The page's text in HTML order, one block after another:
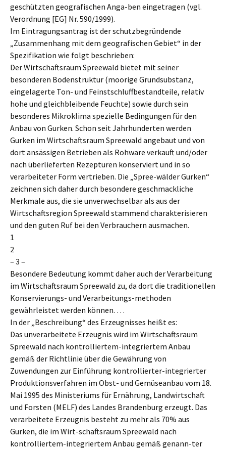
geschützten geografischen Anga-ben eingetragen (vgl.
Verordnung [EG] Nr. 590/1999).
Im Eintragungsantrag ist der schutzbegründende
„Zusammenhang mit dem geografischen Gebiet“ in der
Spezifikation wie folgt beschrieben:
Der Wirtschaftsraum Spreewald bietet mit seiner
besonderen Bodenstruktur (moorige Grundsubstanz,
eingelagerte Ton- und Feinstschluffbestandteile, relativ
hohe und gleichbleibende Feuchte) sowie durch sein
besonderes Mikroklima spezielle Bedingungen für den
Anbau von Gurken. Schon seit Jahrhunderten werden
Gurken im Wirtschaftsraum Spreewald angebaut und von
dort ansässigen Betrieben als Rohware verkauft und/oder
nach überlieferten Rezepturen konserviert und in so
verarbeiteter Form vertrieben. Die „Spree-wälder Gurken“
zeichnen sich daher durch besondere geschmackliche
Merkmale aus, die sie unverwechselbar als aus der
Wirtschaftsregion Spreewald stammend charakterisieren
und den guten Ruf bei den Verbrauchern ausmachen.
1
2
– 3 –
Besondere Bedeutung kommt daher auch der Verarbeitung
im Wirtschaftsraum Spreewald zu, da dort die traditionellen
Konservierungs- und Verarbeitungs-methoden
gewährleistet werden können. …
In der „Beschreibung“ des Erzeugnisses heißt es:
Das unverarbeitete Erzeugnis wird im Wirtschaftsraum
Spreewald nach kontrolliertem-integriertem Anbau
gemäß der Richtlinie über die Gewährung von
Zuwendungen zur Einführung kontrollierter-integrierter
Produktionsverfahren im Obst- und Gemüseanbau vom 18.
Mai 1995 des Ministeriums für Ernährung, Landwirtschaft
und Forsten (MELF) des Landes Brandenburg erzeugt. Das
verarbeitete Erzeugnis besteht zu mehr als 70% aus
Gurken, die im Wirt-schaftsraum Spreewald nach
kontrolliertem-integriertem Anbau gemäß genann-ter